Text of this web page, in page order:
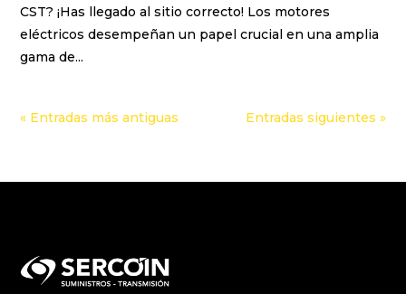
CST? ¡Has llegado al sitio correcto! Los motores
eléctricos desempeñan un papel crucial en una amplia
gama de...
« Entradas más antiguas Entradas siguientes »